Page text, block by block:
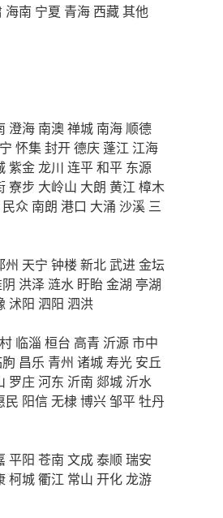
海南 宁夏 青海 西藏其他
澄海 南澳禅城 南海 顺德
怀集封开德庆 蓬江 江海
紫金龙川 连平和平 东源
寮步 大岭山 大朗 黄江 樟木
民众 南朗 港口 大涌 沙溪 三
州 天宁 钟楼 新北武进金坛
洪泽 涟水 盱眙金湖 亭湖
沭阳 泗阳 泗洪
临淄 桓台 高青 沂源市中
昌乐 青州 诸城寿光 安丘
罗庄河东 沂南 郯城 沂水
民 阳信无棣博兴邹平牡丹
平阳 苍南 文成泰顺瑞安
柯城衢江 常山 开化龙游